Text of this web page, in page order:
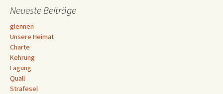
Navigation
Neueste Beiträge
glennen
Unsere Heimat
Charte
Kehrung
Lagung
Quall
Strafesel